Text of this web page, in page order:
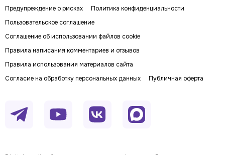
Предупреждение о рисках
Политика конфиденциальности
Пользовательское соглашение
Соглашение об использовании файлов cookie
Правила написания комментариев и отзывов
Правила использования материалов сайта
Согласие на обработку персональных данных
Публичная оферта